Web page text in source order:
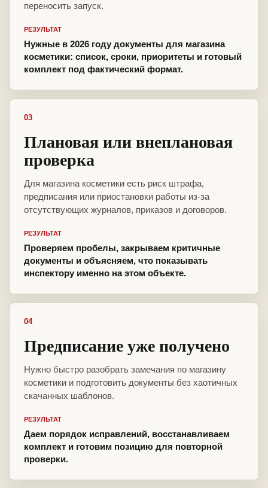
переносить запуск.
РЕЗУЛЬТАТ
Нужные в 2026 году документы для магазина
косметики: список, сроки, приоритеты и готовый
комплект под фактический формат.
03
Плановая или внеплановая
проверка
Для магазина косметики есть риск штрафа,
предписания или приостановки работы из-за
отсутствующих журналов, приказов и договоров.
РЕЗУЛЬТАТ
Проверяем пробелы, закрываем критичные
документы и объясняем, что показывать
инспектору именно на этом объекте.
04
Предписание уже получено
Нужно быстро разобрать замечания по магазину
косметики и подготовить документы без хаотичных
скачанных шаблонов.
РЕЗУЛЬТАТ
Даем порядок исправлений, восстанавливаем
комплект и готовим позицию для повторной
проверки.